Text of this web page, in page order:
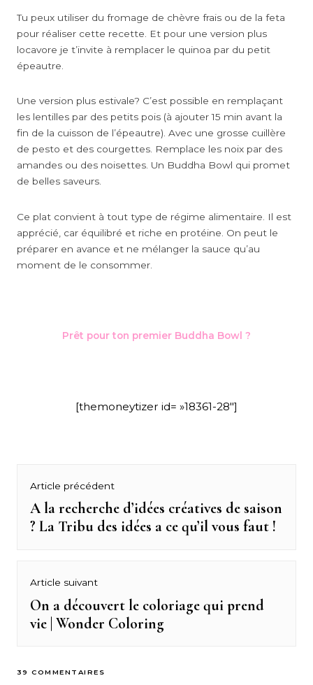
Tu peux utiliser du fromage de chèvre frais ou de la feta
pour réaliser cette recette. Et pour une version plus
locavore je t’invite à remplacer le quinoa par du petit
épeautre.
Une version plus estivale? C’est possible en remplaçant
les lentilles par des petits pois (à ajouter 15 min avant la
fin de la cuisson de l’épeautre). Avec une grosse cuillère
de pesto et des courgettes. Remplace les noix par des
amandes ou des noisettes. Un Buddha Bowl qui promet
de belles saveurs.
Ce plat convient à tout type de régime alimentaire. Il est
apprécié, car équilibré et riche en protéine. On peut le
préparer en avance et ne mélanger la sauce qu’au
moment de le consommer.
Prêt pour ton premier Buddha Bowl ?
[themoneytizer id= »18361-28″]
Navigation
de
l’article
Article précédent
Previous
post:
A la recherche d’idées créatives de saison
? La Tribu des idées a ce qu’il vous faut !
Article suivant
Next
post:
On a découvert le coloriage qui prend
vie | Wonder Coloring
39 COMMENTAIRES